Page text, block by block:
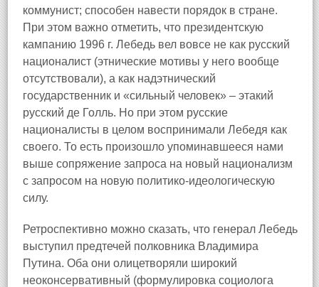
коммунист; способен навести порядок в стране.
При этом важно отметить, что президентскую
кампанию 1996 г. Лебедь вел вовсе не как русский
националист (этнические мотивы у него вообще
отсутствовали), а как надэтнический
государственник и «сильный человек» – этакий
русский де Голль. Но при этом русские
националисты в целом воспринимали Лебедя как
своего. То есть произошло упоминавшееся нами
выше сопряжение запроса на новый национализм
с запросом на новую политико-идеологическую
силу.
Ретроспективно можно сказать, что генерал Лебедь
выступил предтечей полковника Владимира
Путина. Оба они олицетворяли широкий
неоконсервативный (формулировка социолога